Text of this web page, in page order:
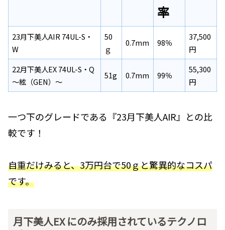
率
23月下美人AIR 74UL-S・
W
50
ｇ
0.7mm 98％
37,500
円
22月下美人EX 74UL-S・Q
～絃（GEN）～
51g 0.7mm 99％
55,300
円
一つ下のグレードである『23月下美人AIR』との比
較です！
自重だけみると、3万円台で50ｇと驚異的なコスパ
です。
月下美人EX にのみ採用されているテクノロ